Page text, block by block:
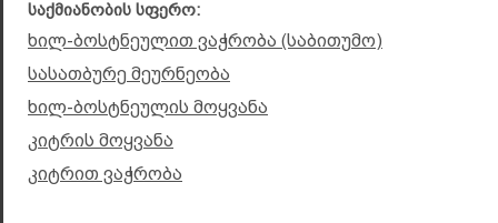
საქმიანობის სფერო:
ხილ-ბოსტნეულით ვაჭრობა (საბითუმო)
სასათბურე მეურნეობა
ხილ-ბოსტნეულის მოყვანა
კიტრის მოყვანა
კიტრით ვაჭრობა